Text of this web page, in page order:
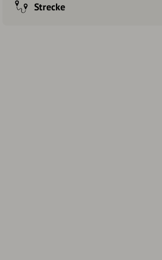
Strecke